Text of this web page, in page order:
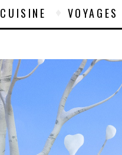
CUISINE VOYAGES